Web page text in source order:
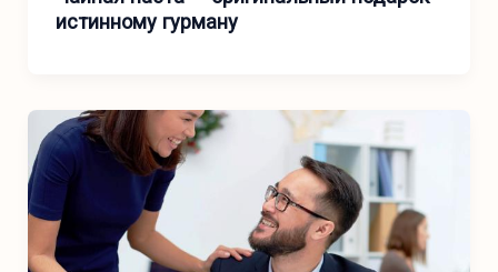
истинному гурману